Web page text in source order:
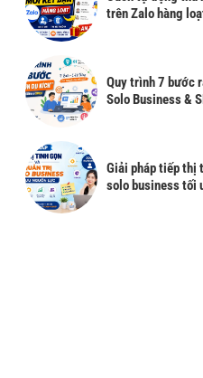
trên Zalo hàng
Quy trình 7 bước
Solo Business &
Giải pháp tiếp thị
solo business tối